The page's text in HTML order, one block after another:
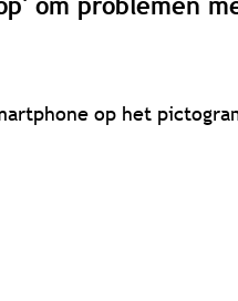
om problemen
op het